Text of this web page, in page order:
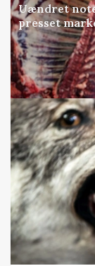
Uændret
presset